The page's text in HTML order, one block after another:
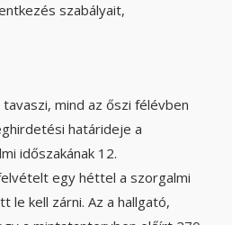
szabályait,
tavaszi, mind az őszi félévben
határideje a
időszakának 12.
egy héttel a szorgalmi
le kell zárni. Az a hallgató,